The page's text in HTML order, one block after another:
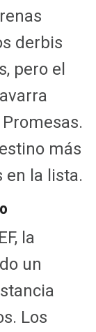
derbis
pero el
más
en la lista.
la
un
Los